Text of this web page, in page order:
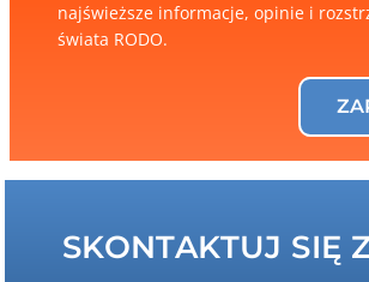
najświeższe informacje, opinie i
świata RODO.
SKONTAKTUJ SIĘ